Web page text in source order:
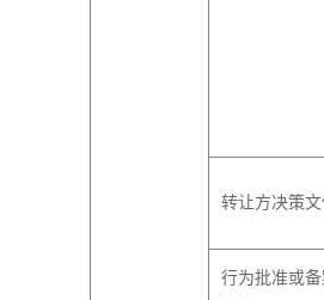
转让方决策
行为批准或